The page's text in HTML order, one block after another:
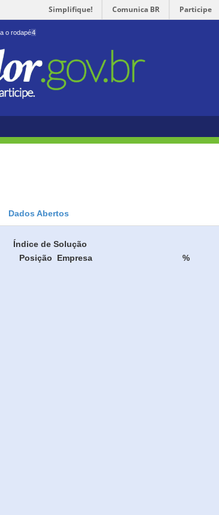
Simplifique! Comunica BR Participe
o rodapé4
Dados Abertos
Índice de Solução
Posição
Empresa %